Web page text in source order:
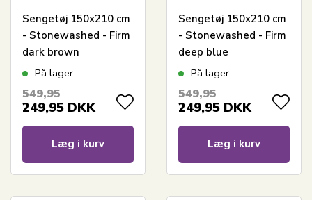
Sengetøj 150x210 cm
- Stonewashed - Firm
dark brown
På lager
549,95
249,95 DKK
Læg i kurv
Sengetøj 150x210 cm
- Stonewashed - Firm
deep blue
På lager
549,95
249,95 DKK
Læg i kurv